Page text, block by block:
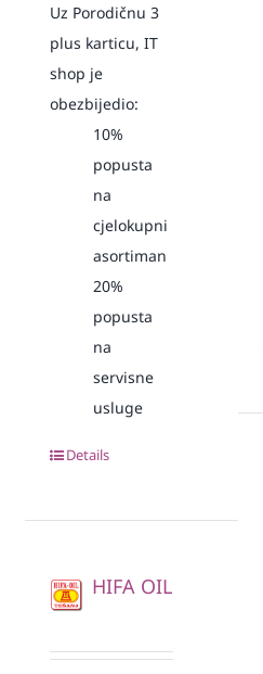
Uz Porodičnu 3
plus karticu, IT
shop je
obezbijedio:
10%
popusta
na
cjelokupni
asortiman
20%
popusta
na
servisne
usluge
Details
HIFA OIL